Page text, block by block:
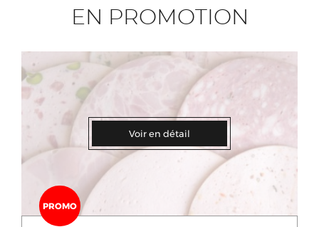
EN PROMOTION
Voir en détail
PROMO